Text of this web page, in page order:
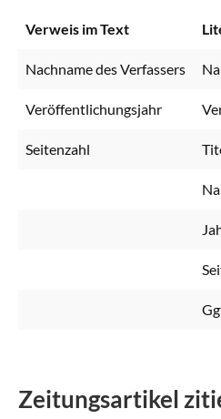
Verweis im Text
Nachname des Verfassers
Veröffentlichungsjahr
Seitenzahl
Zeitungsartikel